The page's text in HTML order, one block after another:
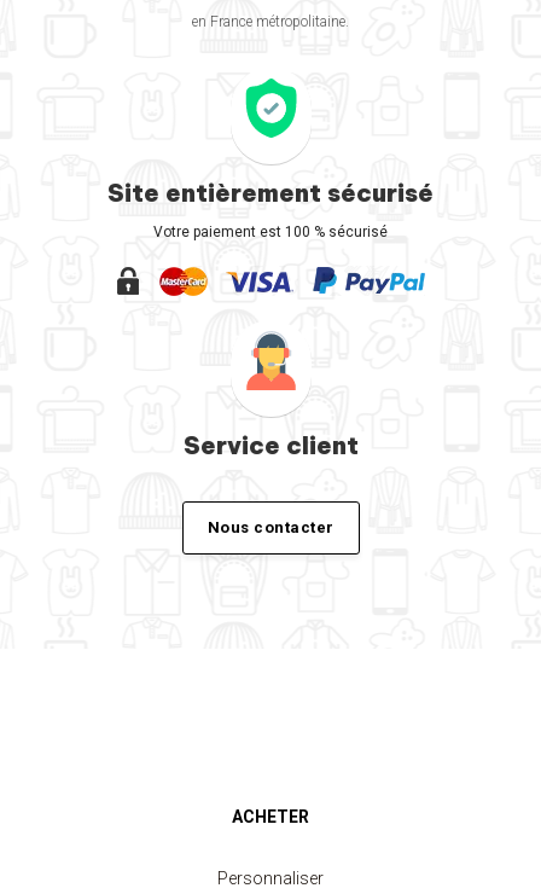
en France métropolitaine.
Site entièrement sécurisé
Votre paiement est 100 % sécurisé
Service client
Nous contacter
ACHETER
Personnaliser